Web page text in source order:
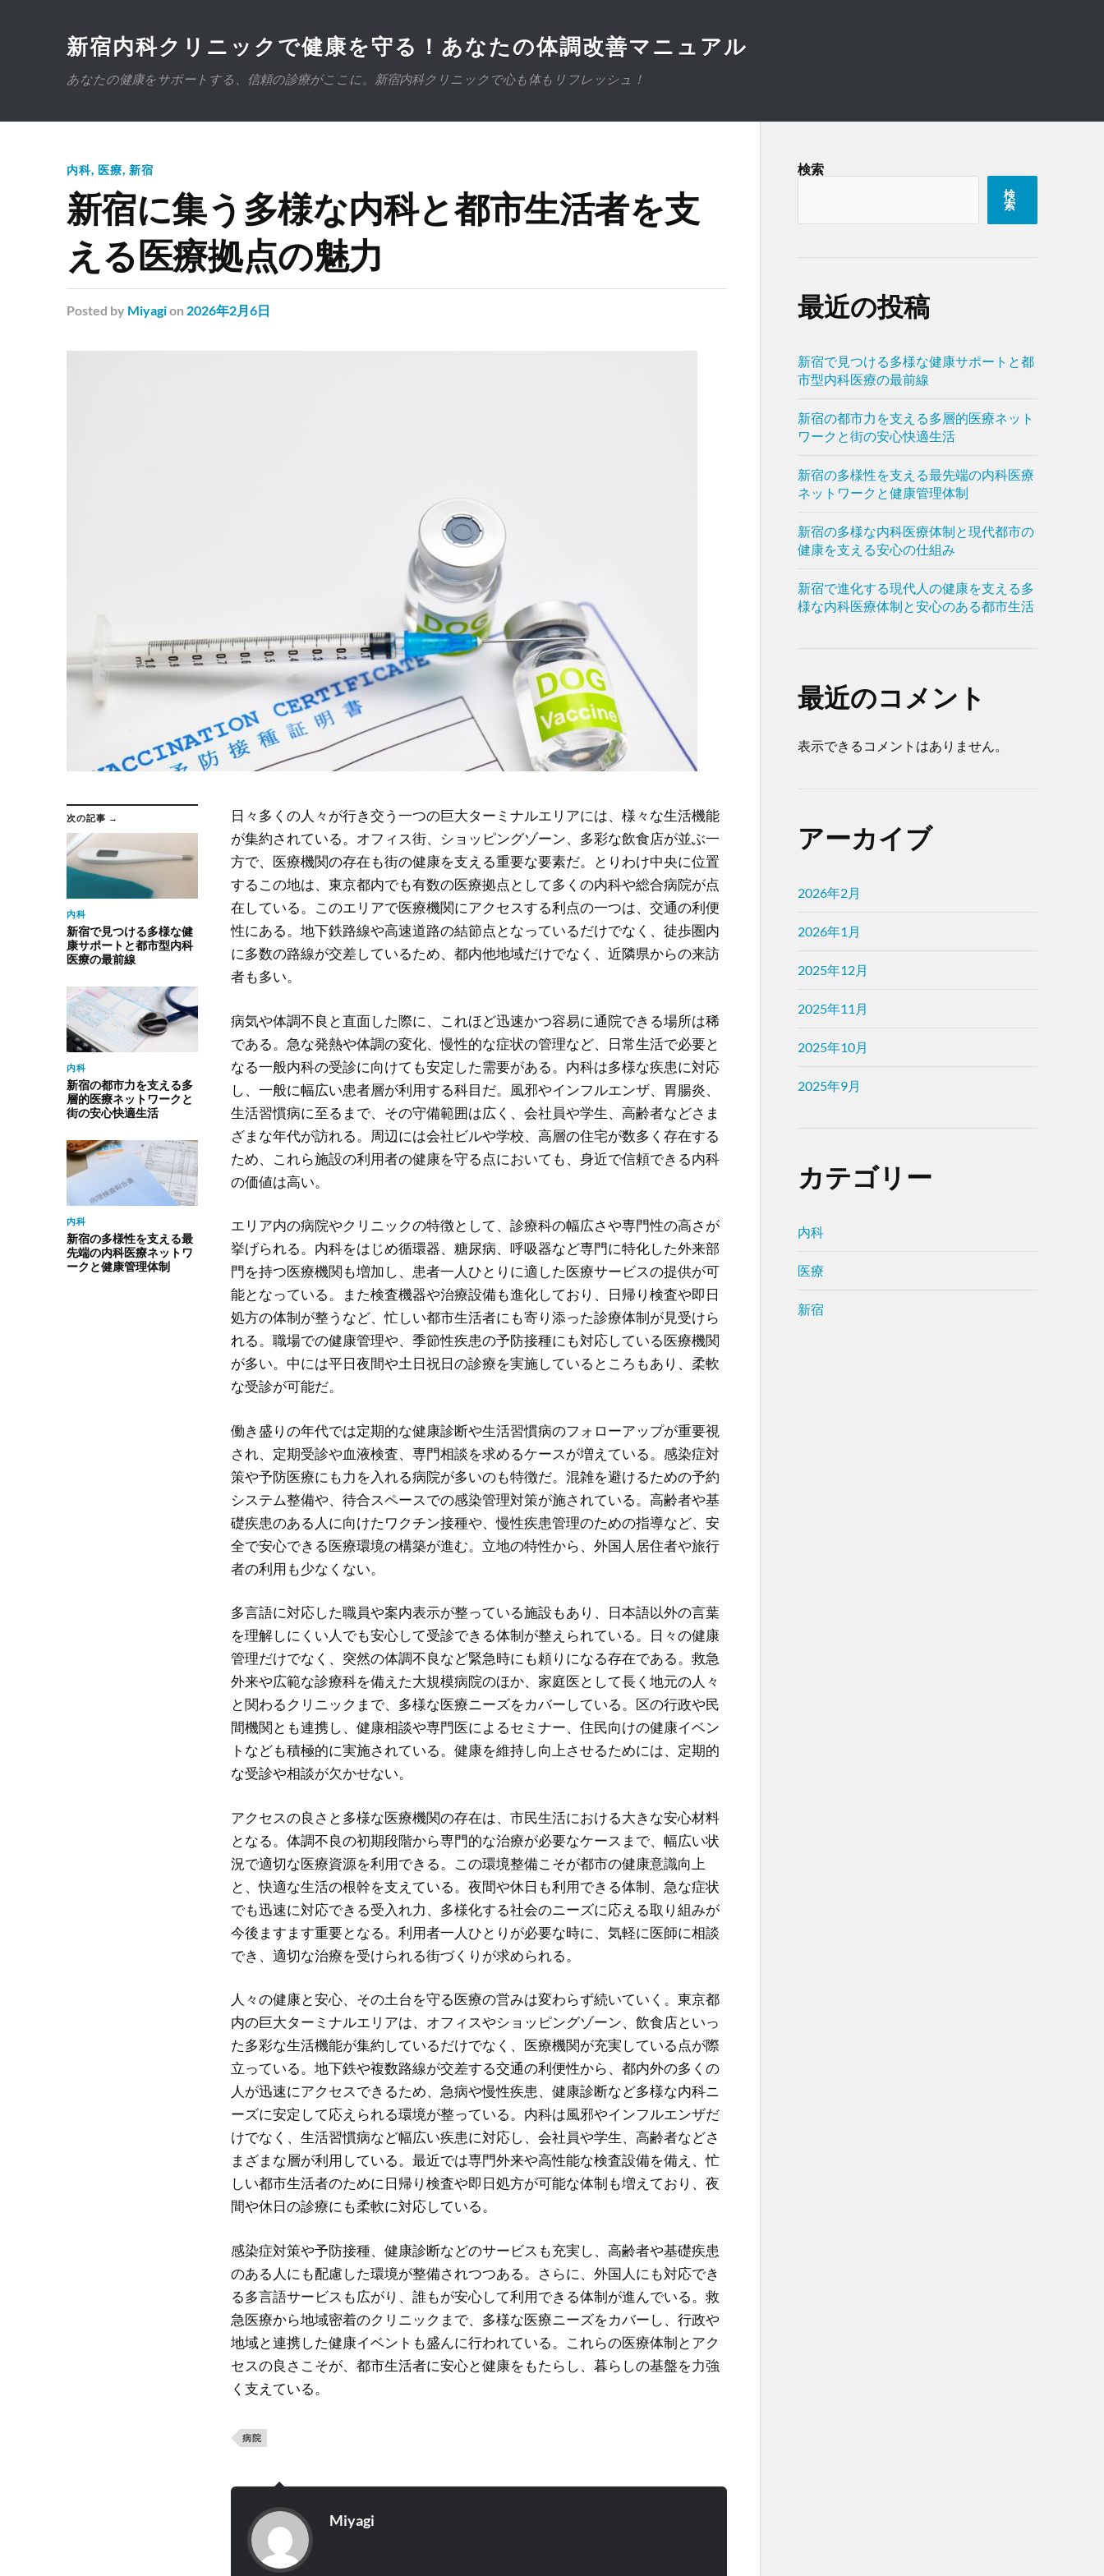
新宿内科クリニックで健康を守る！あなたの体調改善マニュアル
あなたの健康をサポートする、信頼の診療がここに。新宿内科クリニックで心も体もリフレッシュ！
内科, 医療, 新宿
新宿に集う多様な内科と都市生活者を支
える医療拠点の魅力
Posted by Miyagion 2026年2月6日
次の記事 →
内科
新宿で見つける多様な健
康サポートと都市型内科
医療の最前線
内科
新宿の都市力を支える多
層的医療ネットワークと
街の安心快適生活
内科
新宿の多様性を支える最
先端の内科医療ネットワ
ークと健康管理体制
日々多くの人々が行き交う一つの巨大ターミナルエリアには、様々な生活機能
が集約されている。 オフィス街、ショッピングゾーン、多彩な飲食店が並ぶ一
方で、医療機関の存在も街の健康を支える重要な要素だ。とりわけ中央に位置
するこの地は、東京都内でも有数の医療拠点として多くの内科や総合病院が点
在している。このエリアで医療機関にアクセスする利点の一つは、交通の利便
性にある。地下鉄路線や高速道路の結節点となっているだけでなく、徒歩圏内
に多数の路線が交差しているため、都内他地域だけでなく、近隣県からの来訪
者も多い。
病気や体調不良と直面した際に、これほど迅速かつ容易に通院できる場所は稀
である。急な発熱や体調の変化、慢性的な症状の管理など、日常生活で必要と
なる一般内科の受診に向けても安定した需要がある。内科は多様な疾患に対応
し、一般に幅広い患者層が利用する科目だ。風邪やインフルエンザ、胃腸炎、
生活習慣病に至るまで、その守備範囲は広く、会社員や学生、高齢者などさま
ざまな年代が訪れる。周辺には会社ビルや学校、高層の住宅が数多く存在する
ため、これら施設の利用者の健康を守る点においても、身近で信頼できる内科
の価値は高い。
エリア内の病院やクリニックの特徴として、診療科の幅広さや専門性の高さが
挙げられる。内科をはじめ循環器、糖尿病、呼吸器など専門に特化した外来部
門を持つ医療機関も増加し、患者一人ひとりに適した医療サービスの提供が可
能となっている。また検査機器や治療設備も進化しており、日帰り検査や即日
処方の体制が整うなど、忙しい都市生活者にも寄り添った診療体制が見受けら
れる。職場での健康管理や、季節性疾患の予防接種にも対応している医療機関
が多い。中には平日夜間や土日祝日の診療を実施しているところもあり、柔軟
な受診が可能だ。
働き盛りの年代では定期的な健康診断や生活習慣病のフォローアップが重要視
され、定期受診や血液検査、専門相談を求めるケースが増えている。感染症対
策や予防医療にも力を入れる病院が多いのも特徴だ。混雑を避けるための予約
システム整備や、待合スペースでの感染管理対策が施されている。高齢者や基
礎疾患のある人に向けたワクチン接種や、慢性疾患管理のための指導など、安
全で安心できる医療環境の構築が進む。立地の特性から、外国人居住者や旅行
者の利用も少なくない。
多言語に対応した職員や案内表示が整っている施設もあり、日本語以外の言葉
を理解しにくい人でも安心して受診できる体制が整えられている。日々の健康
管理だけでなく、突然の体調不良など緊急時にも頼りになる存在である。救急
外来や広範な診療科を備えた大規模病院のほか、家庭医として長く地元の人々
と関わるクリニックまで、多様な医療ニーズをカバーしている。区の行政や民
間機関とも連携し、健康相談や専門医によるセミナー、住民向けの健康イベン
トなども積極的に実施されている。健康を維持し向上させるためには、定期的
な受診や相談が欠かせない。
アクセスの良さと多様な医療機関の存在は、市民生活における大きな安心材料
となる。体調不良の初期段階から専門的な治療が必要なケースまで、幅広い状
況で適切な医療資源を利用できる。この環境整備こそが都市の健康意識向上
と、快適な生活の根幹を支えている。夜間や休日も利用できる体制、急な症状
でも迅速に対応できる受入れ力、多様化する社会のニーズに応える取り組みが
今後ますます重要となる。利用者一人ひとりが必要な時に、気軽に医師に相談
でき、適切な治療を受けられる街づくりが求められる。
人々の健康と安心、その土台を守る医療の営みは変わらず続いていく。東京都
内の巨大ターミナルエリアは、オフィスやショッピングゾーン、飲食店といっ
た多彩な生活機能が集約しているだけでなく、医療機関が充実している点が際
立っている。地下鉄や複数路線が交差する交通の利便性から、都内外の多くの
人が迅速にアクセスできるため、急病や慢性疾患、健康診断など多様な内科ニ
ーズに安定して応えられる環境が整っている。内科は風邪やインフルエンザだ
けでなく、生活習慣病など幅広い疾患に対応し、会社員や学生、高齢者などさ
まざまな層が利用している。最近では専門外来や高性能な検査設備を備え、忙
しい都市生活者のために日帰り検査や即日処方が可能な体制も増えており、夜
間や休日の診療にも柔軟に対応している。
感染症対策や予防接種、健康診断などのサービスも充実し、高齢者や基礎疾患
のある人にも配慮した環境が整備されつつある。さらに、外国人にも対応でき
る多言語サービスも広がり、誰もが安心して利用できる体制が進んでいる。救
急医療から地域密着のクリニックまで、多様な医療ニーズをカバーし、行政や
地域と連携した健康イベントも盛んに行われている。これらの医療体制とアク
セスの良さこそが、都市生活者に安心と健康をもたらし、暮らしの基盤を力強
く支えている。
病院
Miyagi
検索
検
索
最近の投稿
新宿で見つける多様な健康サポートと都
市型内科医療の最前線
新宿の都市力を支える多層的医療ネット
ワークと街の安心快適生活
新宿の多様性を支える最先端の内科医療
ネットワークと健康管理体制
新宿の多様な内科医療体制と現代都市の
健康を支える安心の仕組み
新宿で進化する現代人の健康を支える多
様な内科医療体制と安心のある都市生活
最近のコメント
表示できるコメントはありません。
アーカイブ
2026年2月
2026年1月
2025年12月
2025年11月
2025年10月
2025年9月
カテゴリー
内科
医療
新宿